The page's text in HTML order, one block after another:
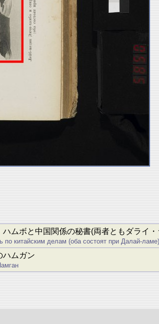
ムボと中国関係の秘書(両者ともダライ
по китайским делам (оба состоят при Далай-ламе)
ハムガン